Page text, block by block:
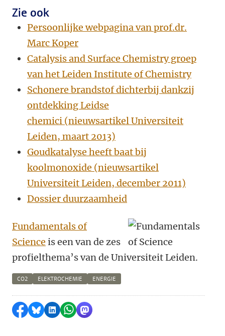
Zie ook
Persoonlijke webpagina van prof.dr.
Marc Koper
Catalysis and Surface Chemistry groep
van het Leiden Institute of Chemistry
Schonere brandstof dichterbij dankzij
ontdekking Leidse
chemici (nieuwsartikel Universiteit
Leiden, maart 2013)
Goudkatalyse heeft baat bij
koolmonoxide (nieuwsartikel
Universiteit Leiden, december 2011)
Dossier duurzaamheid
Fundamentals of
Science is een van de zes
profielthema’s van de Universiteit Leiden.
CO2 ELEKTROCHEMIE ENERGIE
Delen op Facebook
Delen via Bluesky
Delen op LinkedIn
Delen via WhatsApp
Delen via Mastodon